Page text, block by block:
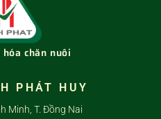
chăn nuôi
PHÁT HUY
Minh, T. Đồng Nai